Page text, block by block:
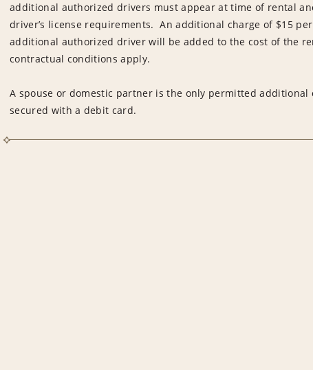
additional authorized drivers must appear at time of rental
driver’s license requirements. An additional charge of $15
additional authorized driver will be added to the cost of the
contractual conditions apply.
A spouse or domestic partner is the only permitted additional
secured with a debit card.